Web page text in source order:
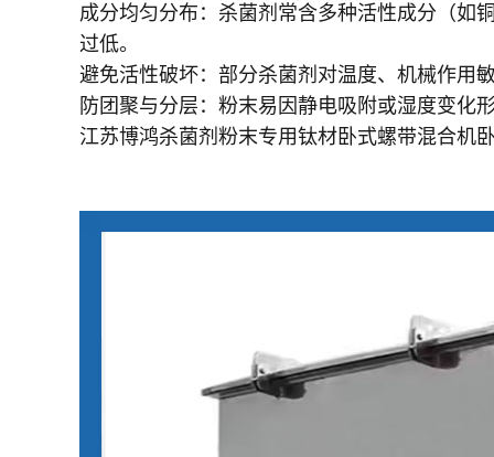
成分均匀分布：杀菌剂常含多种活性成分（如
过低。
避免活性破坏：部分杀菌剂对温度、机械作用
防团聚与分层：粉末易因静电吸附或湿度变化
江苏博鸿杀菌剂粉末专用钛材卧式螺带混合机